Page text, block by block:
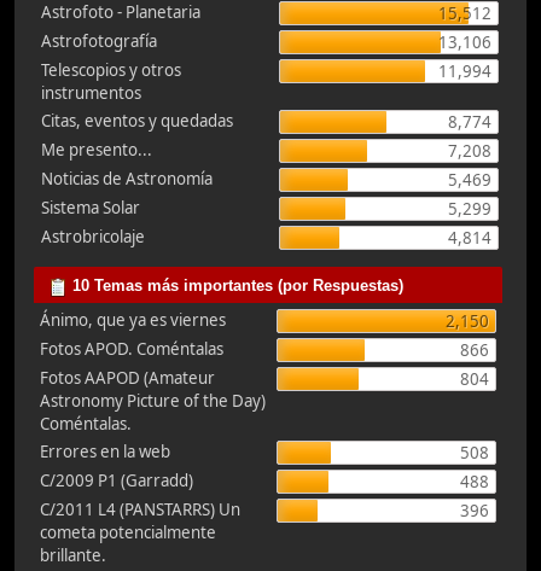
Astrofoto - Planetaria
15,512
Astrofotografía
13,106
Telescopios y otros
instrumentos
11,994
Citas, eventos y quedadas
8,774
Me presento...
7,208
Noticias de Astronomía
5,469
Sistema Solar
5,299
Astrobricolaje
4,814
10 Temas más importantes (por Respuestas)
Ánimo, que ya es viernes
2,150
Fotos APOD. Coméntalas
866
Fotos AAPOD (Amateur
Astronomy Picture of the Day)
Coméntalas.
804
Errores en la web
508
C/2009 P1 (Garradd)
488
C/2011 L4 (PANSTARRS) Un
cometa potencialmente
brillante.
396